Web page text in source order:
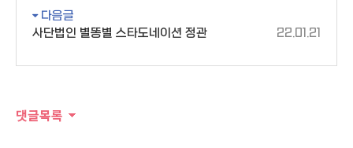
다음글
사단법인 별똥별 스타도네이션 정관
22.01.21
댓글목록